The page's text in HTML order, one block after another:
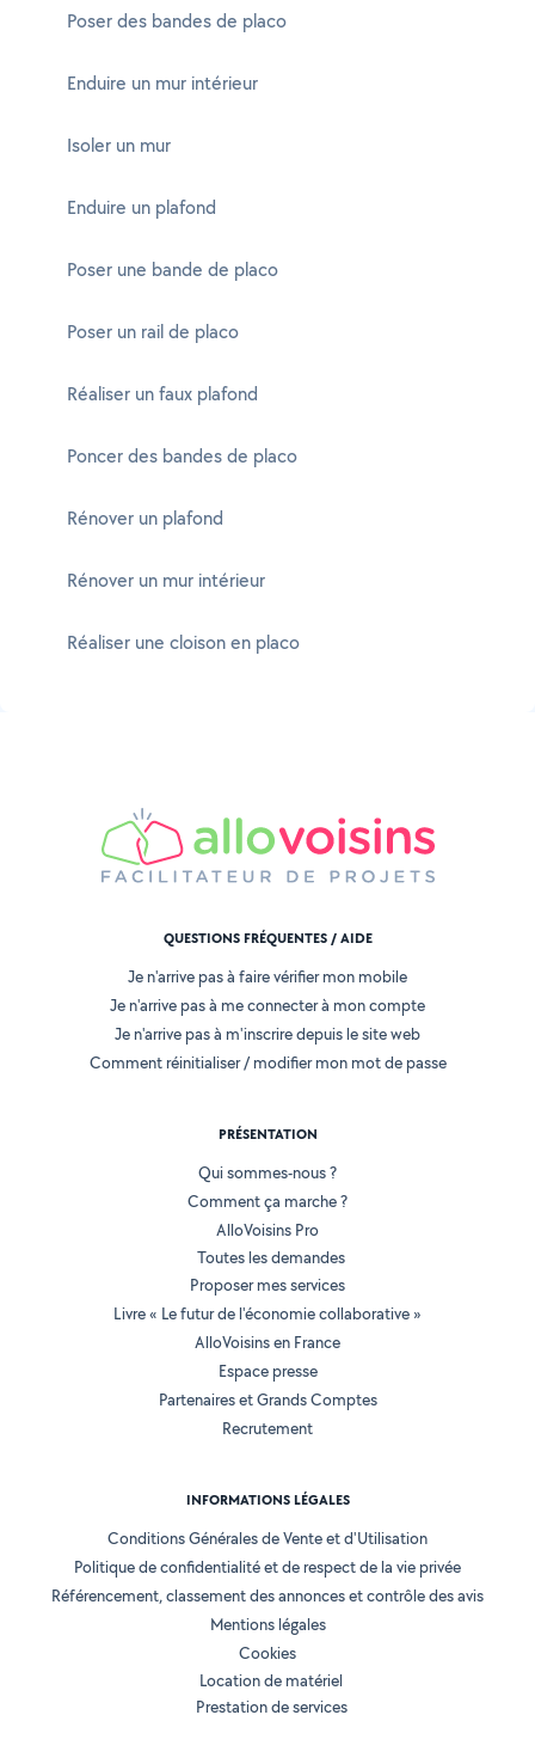
Poser des bandes de placo
Enduire un mur intérieur
Isoler un mur
Enduire un plafond
Poser une bande de placo
Poser un rail de placo
Réaliser un faux plafond
Poncer des bandes de placo
Rénover un plafond
Rénover un mur intérieur
Réaliser une cloison en placo
QUESTIONS FRÉQUENTES / AIDE
Je n'arrive pas à faire vérifier mon mobile
Je n'arrive pas à me connecter à mon compte
Je n'arrive pas à m'inscrire depuis le site web
Comment réinitialiser / modifier mon mot de passe
PRÉSENTATION
Qui sommes-nous ?
Comment ça marche ?
AlloVoisins Pro
Toutes les demandes
Proposer mes services
Livre « Le futur de l'économie collaborative »
AlloVoisins en France
Espace presse
Partenaires et Grands Comptes
Recrutement
INFORMATIONS LÉGALES
Conditions Générales de Vente et d'Utilisation
Politique de confidentialité et de respect de la vie privée
Référencement, classement des annonces et contrôle des avis
Mentions légales
Cookies
Location de matériel
Prestation de services